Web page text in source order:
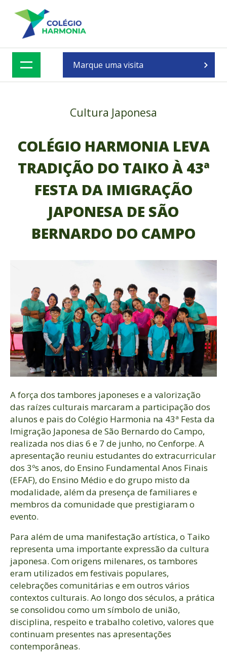
content
Marque uma visita
Cultura Japonesa
COLÉGIO HARMONIA LEVA
TRADIÇÃO DO TAIKO À 43ª
FESTA DA IMIGRAÇÃO
JAPONESA DE SÃO
BERNARDO DO CAMPO
A força dos tambores japoneses e a valorização
das raízes culturais marcaram a participação dos
alunos e pais do Colégio Harmonia na 43ª Festa da
Imigração Japonesa de São Bernardo do Campo,
realizada nos dias 6 e 7 de junho, no Cenforpe. A
apresentação reuniu estudantes do extracurricular
dos 3ºs anos, do Ensino Fundamental Anos Finais
(EFAF), do Ensino Médio e do grupo misto da
modalidade, além da presença de familiares e
membros da comunidade que prestigiaram o
evento.
Para além de uma manifestação artística, o Taiko
representa uma importante expressão da cultura
japonesa. Com origens milenares, os tambores
eram utilizados em festivais populares,
celebrações comunitárias e em outros vários
contextos culturais. Ao longo dos séculos, a prática
se consolidou como um símbolo de união,
disciplina, respeito e trabalho coletivo, valores que
continuam presentes nas apresentações
contemporâneas.